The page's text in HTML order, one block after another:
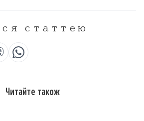
статтею
Читайте також